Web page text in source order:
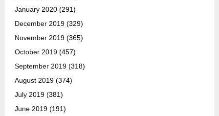
January 2020 (291)
December 2019 (329)
November 2019 (365)
October 2019 (457)
September 2019 (318)
August 2019 (374)
July 2019 (381)
June 2019 (191)